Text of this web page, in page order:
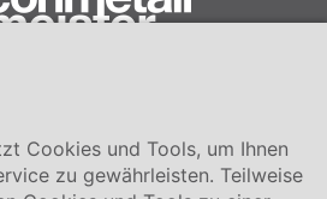
Meister GmbH
+49 5141-180
Cookies und Tools, um Ihnen
zu gewährleisten. Teilweise